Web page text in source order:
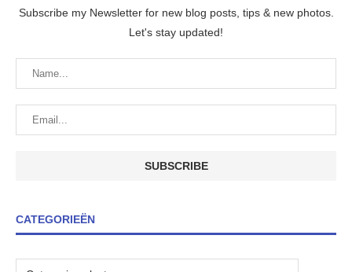
Subscribe my Newsletter for new blog posts, tips & new photos.
Let's stay updated!
CATEGORIEËN